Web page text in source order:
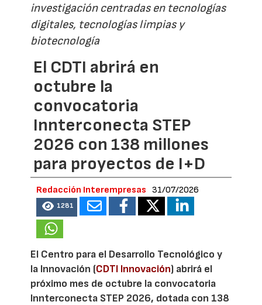
investigación centradas en tecnologías
digitales, tecnologías limpias y
biotecnología
El CDTI abrirá en
octubre la
convocatoria
Innterconecta STEP
2026 con 138 millones
para proyectos de I+D
Redacción Interempresas 31/07/2026
1281
El Centro para el Desarrollo Tecnológico y
la Innovación (CDTI Innovación) abrirá el
próximo mes de octubre la convocatoria
Innterconecta STEP 2026, dotada con 138